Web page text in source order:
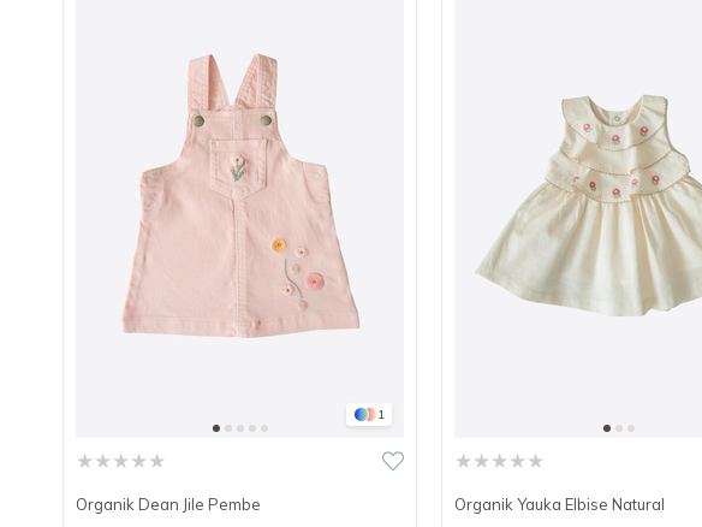
1
★★★★★
Organik Dean Jile Pembe
★★★★★
Organik Yauka Elbise Natural